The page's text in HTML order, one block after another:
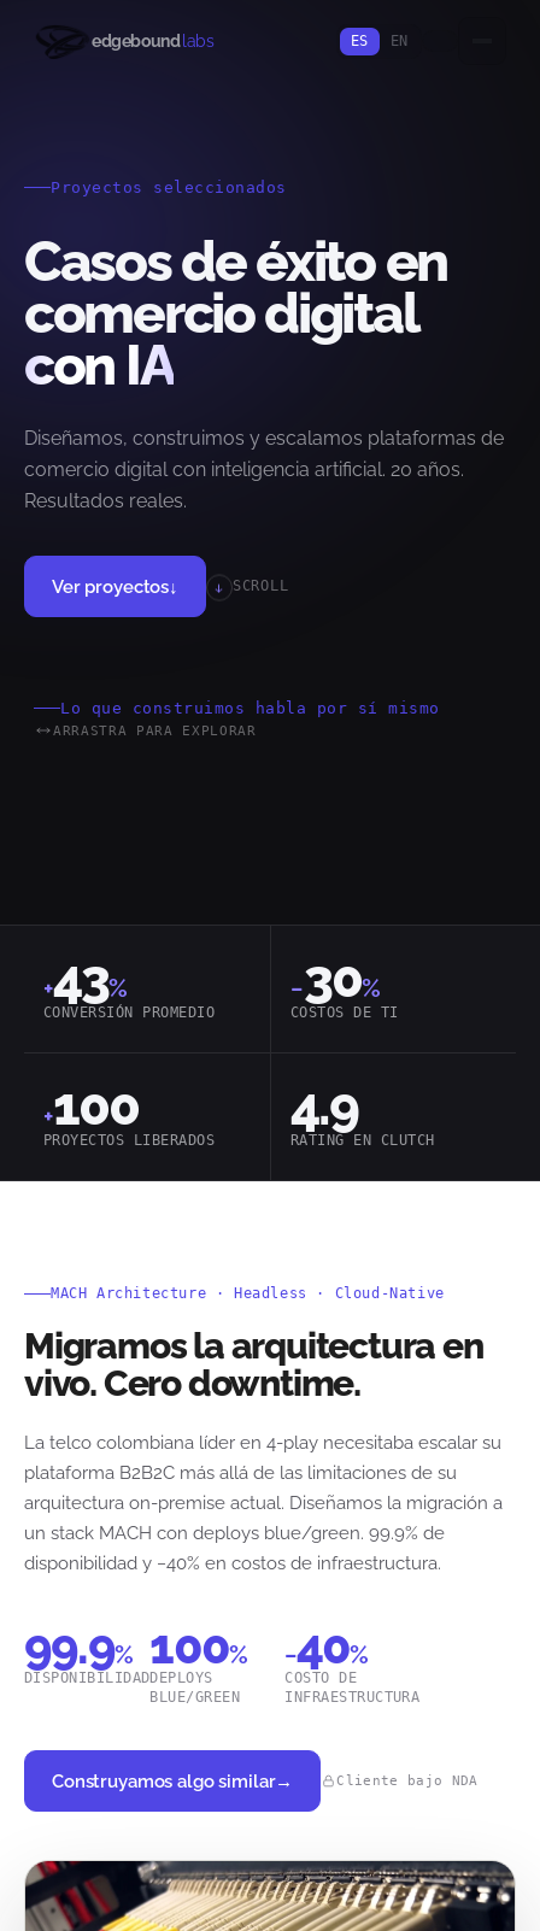
edgebound labs ES EN
Proyectos seleccionados
Casos de éxito en
comercio digital
con IA
Diseñamos, construimos y escalamos plataformas de
comercio digital con inteligencia artificial. 20 años.
Resultados reales.
Ver proyectos↓ SCROLL
Lo que construimos habla por sí mismo
ARRASTRA PARA EXPLORAR
MACH Headless Cloud-Native
+43%
CONVERSIÓN PROMEDIO
−30%
COSTOS DE TI
+100
PROYECTOS LIBERADOS
4.9
RATING EN CLUTCH
MACH Architecture · Headless · Cloud-Native
Migramos la arquitectura en
vivo. Cero downtime.
La telco colombiana líder en 4-play necesitaba escalar su
plataforma B2B2C más allá de las limitaciones de su
arquitectura on-premise actual. Diseñamos la migración a
un stack MACH con deploys blue/green. 99.9% de
disponibilidad y −40% en costos de infraestructura.
99.9%
DISPONIBILIDAD
100%
DEPLOYS
BLUE/GREEN
−40%
COSTO DE
INFRAESTRUCTURA
Construyamos algo similar→ Cliente bajo NDA